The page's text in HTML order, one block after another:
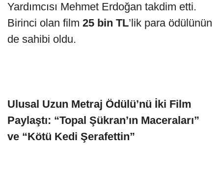
Yardımcısı Mehmet Erdoğan takdim etti.
Birinci olan film 25 bin TL’lik para ödülünün
de sahibi oldu.
Ulusal Uzun Metraj Ödülü’nü İki Film
Paylaştı: “Topal Şükran’ın Maceraları”
ve “Kötü Kedi Şerafettin”